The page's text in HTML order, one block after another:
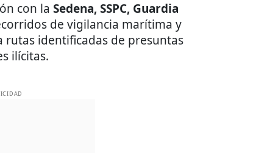
con la Sedena, SSPC, Guardia
de vigilancia marítima y
rutas identificadas de presuntas
ilícitas.